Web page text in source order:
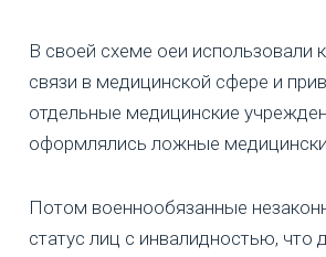
В своей схеме оеи использовали
связи в медицинской сфере и
отдельные медицинские
оформлялись ложные
Потом военнообязанные
статус лиц с инвалидностью, что